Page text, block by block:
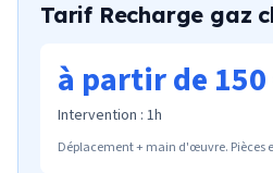
Tarif Recharge gaz
à partir de 150
Intervention : 1h
Déplacement + main d'œuvre. Pièces